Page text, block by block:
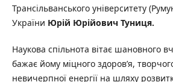
Трансільванського університету
України Юрій Юрійович Туниця.
Наукова спільнота вітає шановного
бажає йому міцного здоров’я,
невичерпної енергії на шляху